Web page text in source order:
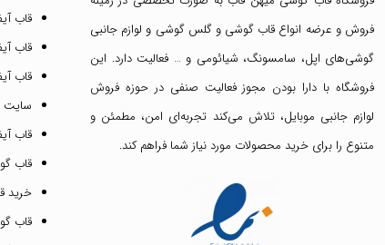
فروش و عرضه انواع قاب گوشی وگلس گوشی و لوازم جانبی
گوشی‌های اپل، سامسونگ، شیائومی و … فعالیت دارد. این
فروشگاه با دارا بودن مجوز فعالیت صنفی در حوزه فروش
لوازم جانبی موبایل، تلاش می‌کند تجربه‌ای امن، مطمئن و
متنوع را برای خرید محصولات مورد نیاز شما فراهم کند.
قاب آیفون
قاب آیفون
قاب آیفون
سایت
قاب آیفون
قاب
خرید
قاب